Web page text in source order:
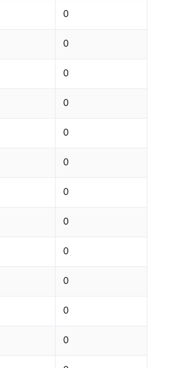
0
0
0
0
0
0
0
0
0
0
0
0